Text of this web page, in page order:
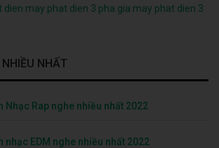
dien may phat dien 3 pha gia may phat dien 3
NHẤT
Nhạc Rap nghe nhiều nhất 2022
nhạc EDM nghe nhiều nhất 2022